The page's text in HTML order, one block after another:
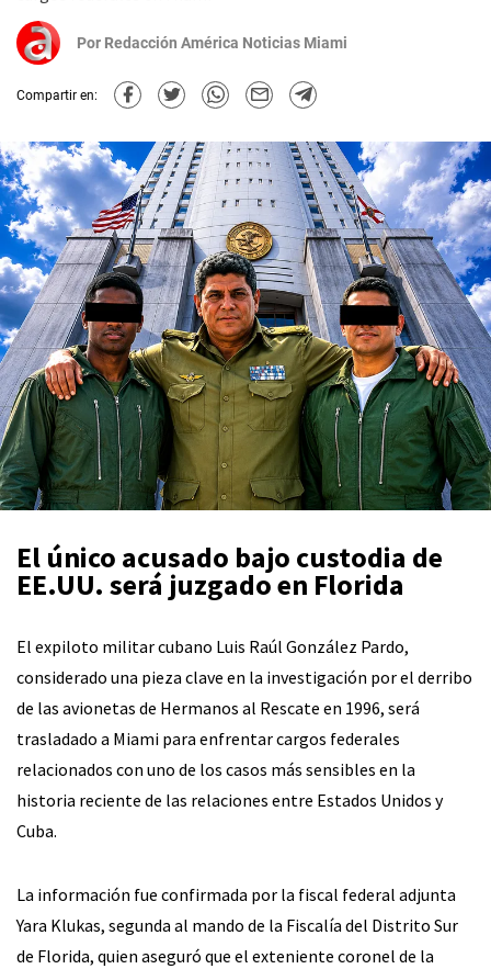
Por Redacción América Noticias Miami
Compartir en:
El único acusado bajo custodia de
EE.UU. será juzgado en Florida
El expiloto militar cubano Luis Raúl González Pardo,
considerado una pieza clave en la investigación por el derribo
de las avionetas de Hermanos al Rescate en 1996, será
trasladado a Miami para enfrentar cargos federales
relacionados con uno de los casos más sensibles en la
historia reciente de las relaciones entre Estados Unidos y
Cuba.
La información fue confirmada por la fiscal federal adjunta
Yara Klukas, segunda al mando de la Fiscalía del Distrito Sur
de Florida, quien aseguró que el exteniente coronel de la